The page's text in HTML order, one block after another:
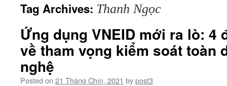
Tag Archives: Thanh Ngọc
Ứng dụng VNEID mới ra lò: 4
về tham vọng kiểm soát toàn
nghệ
Posted on 21 Tháng Chín, 2021 bypost3